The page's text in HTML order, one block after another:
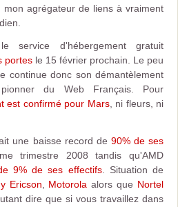
agrégateur de liens à vraiment
service d'hébergement gratuit
portes le 15 février prochain. Le peu
continue donc son démantèlement
du Web Français. Pour
est confirmé pour Mars, ni fleurs, ni
une baisse record de 90% de ses
trimestre 2008 tandis qu'AMD
9% de ses effectifs. Situation de
Ericson Motorola alors que Nortel
dire que si vous travaillez dans